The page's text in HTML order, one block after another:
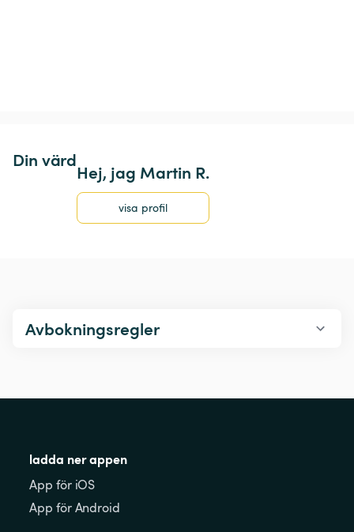
Din värd
Hej, jag Martin R.
visa profil
Avbokningsregler
ladda ner appen
App för iOS
App för Android